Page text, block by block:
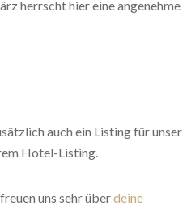
herrscht hier eine angenehme
auch ein Listing für unser
Hotel-Listing.
uns sehr überdeine